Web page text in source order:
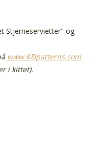
Stjerneservietter" og
www.KDpatterns.com
i kittet).